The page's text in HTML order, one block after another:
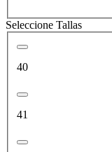
Seleccione Tallas
40
41